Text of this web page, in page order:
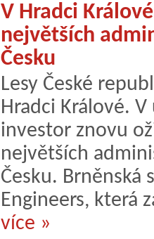
V Hradci
největších
Česku
Lesy České
Hradci Králové.
investor znovu
největších
Česku. Brněnská
Engineers, která
více »